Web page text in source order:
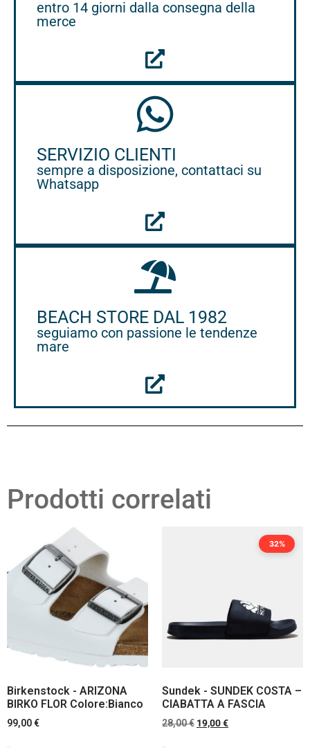
entro 14 giorni dalla consegna della
merce
SERVIZIO CLIENTI
sempre a disposizione, contattaci su
Whatsapp
BEACH STORE DAL 1982
seguiamo con passione le tendenze
mare
Prodotti correlati
Birkenstock - ARIZONA
BIRKO FLOR Colore:Bianco
99,00€
32%
Sundek - SUNDEK COSTA –
CIABATTA A FASCIA
28,00€ 19,00€